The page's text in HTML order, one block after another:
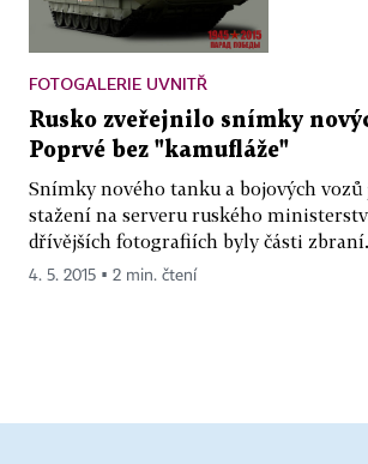
FOTOGALERIE UVNITŘ
Rusko zveřejnilo snímky
Poprvé bez "kamufláže"
Snímky nového tanku a bojových vozů
stažení na serveru ruského
dřívějších fotografiích byly části
4. 5. 2015 ▪ 2 min. čtení